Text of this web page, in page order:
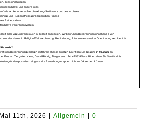
Mai 11th, 2026 Allgemein
0